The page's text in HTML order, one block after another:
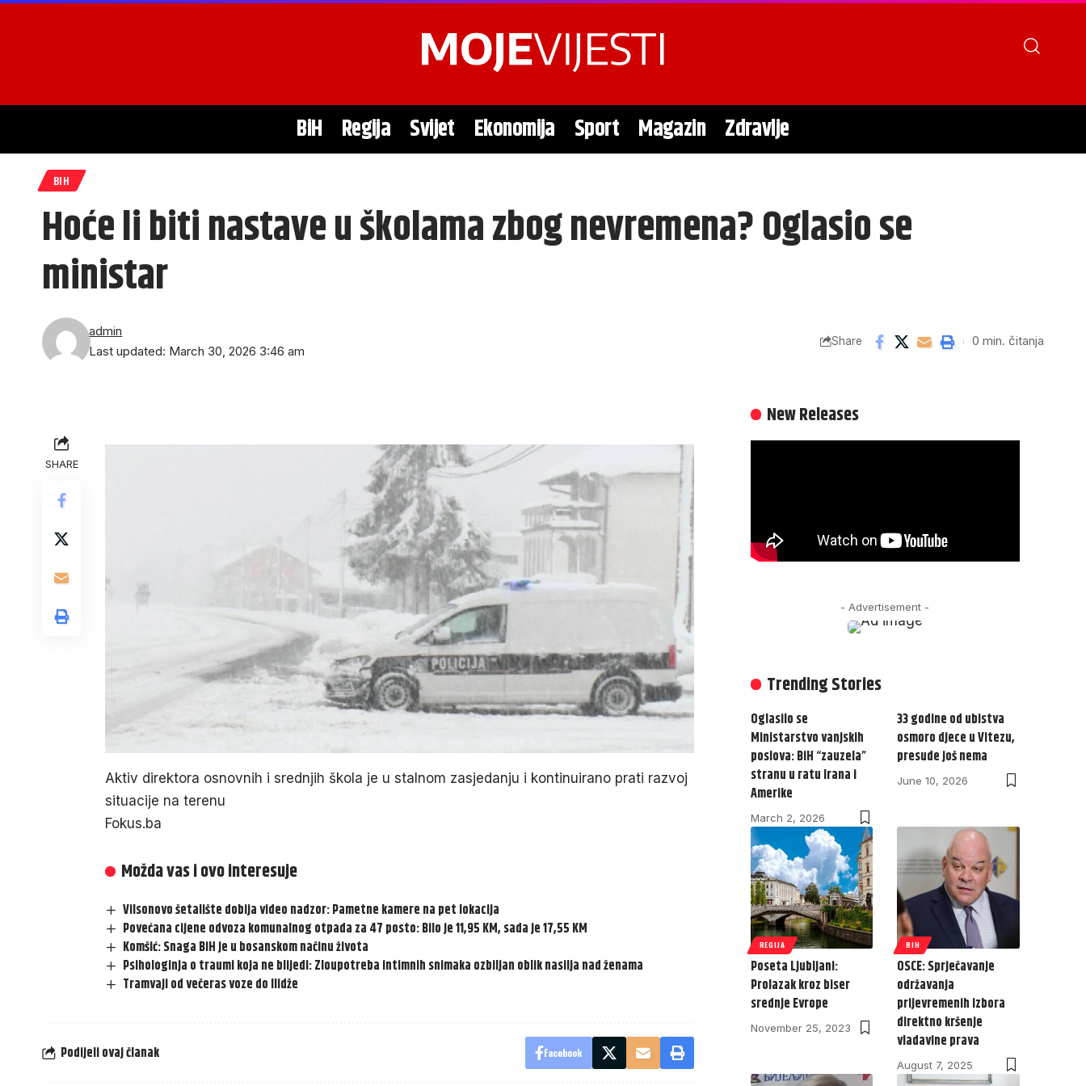
BiH Regija Svijet Ekonomija Sport Magazin Zdravlje
BIH
Hoće li biti nastave u školama zbog nevremena? Oglasio se
ministar
Last updated: March 30, 2026 3:46 am
admin
Share 0 min. čitanja
SHARE
Aktiv direktora osnovnih i srednjih škola je u stalnom zasjedanju i kontinuirano prati razvoj
situacije na terenu
Fokus.ba
Možda vas i ovo interesuje
Vilsonovo šetalište dobija video nadzor: Pametne kamere na pet lokacija
Povećana cijene odvoza komunalnog otpada za 47 posto: Bilo je 11,95 KM, sada je 17,55 KM
Komšić: Snaga BiH je u bosanskom načinu života
Psihologinja o traumi koja ne blijedi: Zloupotreba intimnih snimaka ozbiljan oblik nasilja nad ženama
Tramvaji od večeras voze do Ilidže
Podijeli ovaj članak Facebook
New Releases
- Advertisement -
Trending Stories
Oglasilo se
Ministarstvo vanjskih
poslova: BiH “zauzela”
stranu u ratu Irana i
Amerike
March 2, 2026
33 godine od ubistva
osmoro djece u Vitezu,
presude još nema
June 10, 2026
REGIJA
Poseta Ljubljani:
Prolazak kroz biser
srednje Evrope
November 25, 2023
BIH
OSCE: Sprječavanje
održavanja
prijevremenih izbora
direktno kršenje
vladavine prava
August 7, 2025